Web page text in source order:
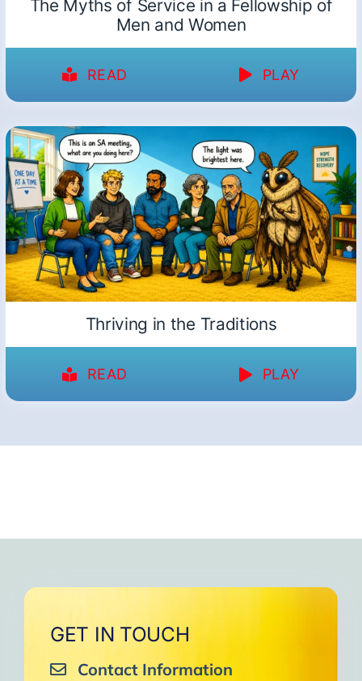
The Myths of Service in a Fellowship of
Men and Women
READ PLAY
Thriving in the Traditions
READ PLAY
GET IN TOUCH
Contact Information